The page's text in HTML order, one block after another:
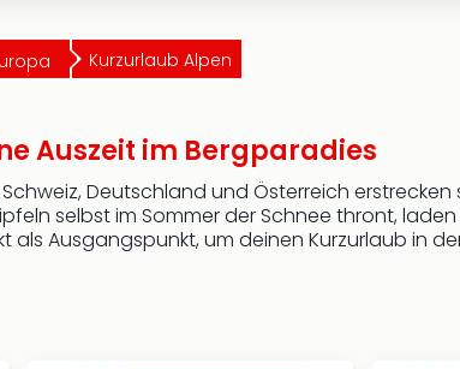
Kurzurlaub Alpen
Auszeit im Bergparadies
Deutschland und Österreich
selbst im Sommer der Schnee thront,
als Ausgangspunkt, um deinen Kurzurlaub in